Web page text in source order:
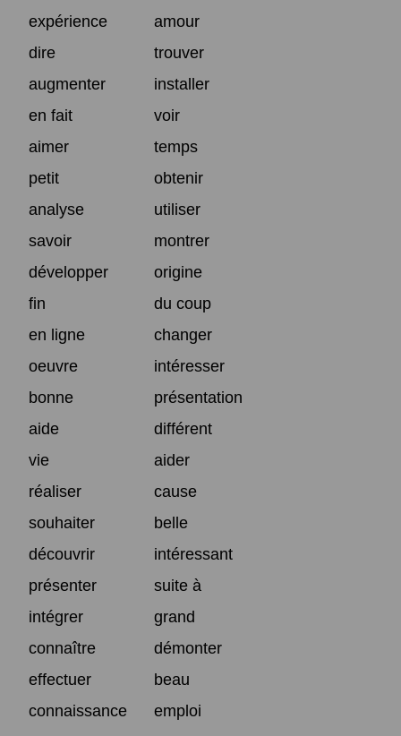
expérience
amour
dire
trouver
augmenter
installer
en fait
voir
aimer
temps
petit
obtenir
analyse
utiliser
savoir
montrer
développer
origine
fin
du coup
en ligne
changer
oeuvre
intéresser
bonne
présentation
aide
différent
vie
aider
réaliser
cause
souhaiter
belle
découvrir
intéressant
présenter
suite à
intégrer
grand
connaître
démonter
effectuer
beau
connaissance
emploi